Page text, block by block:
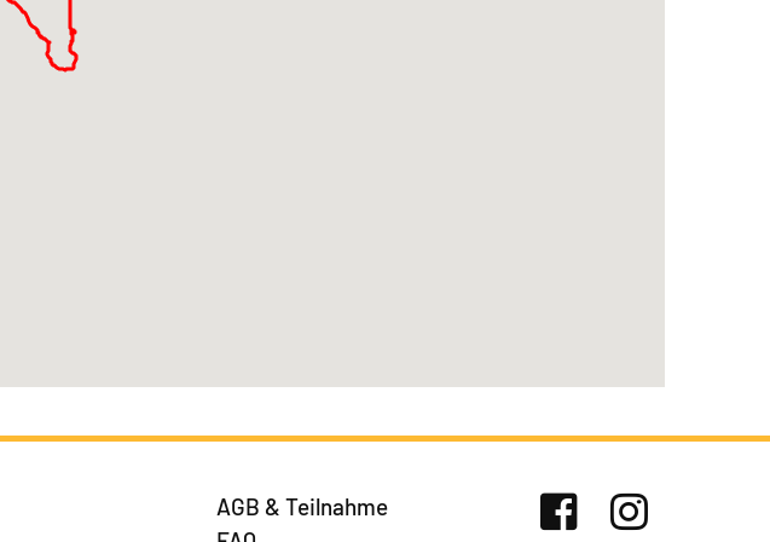
AGB & Teilnahme